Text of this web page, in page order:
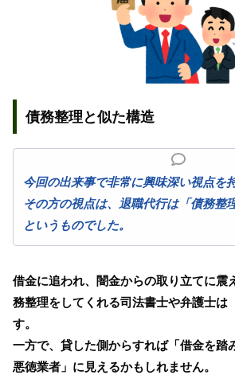
債務整理と似た構造
今回の出来事で非常に興味深い視点を
その方の視点は、 退職代行は「債務整
というものでした。
借金に追われ、闇金からの取り立てに震
務整理をしてくれる司法書士や弁護士は
す。
一方で、貸した側からすれば「借金を踏
悪徳業者」に見えるかもしれません。